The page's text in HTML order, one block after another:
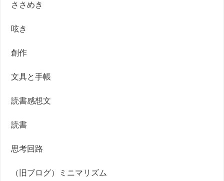
ささめき
呟き
創作
文具と手帳
読書感想文
読書
思考回路
（旧ブログ）ミニマリズム